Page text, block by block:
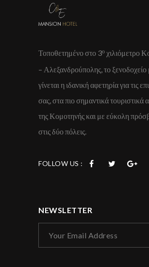
Τοποθετημένο στο 3ο χιλιόμετρο
– Αλεξανδρούπολης, το ξενοδοχείο
γίνεται η ιδανική αφετηρία για τις
σας, στα πιο σημαντικά τουριστικά
της Κομοτηνής και με εύκολη
στις δύο πόλεις.
FOLLOW US :
NEWSLETTER